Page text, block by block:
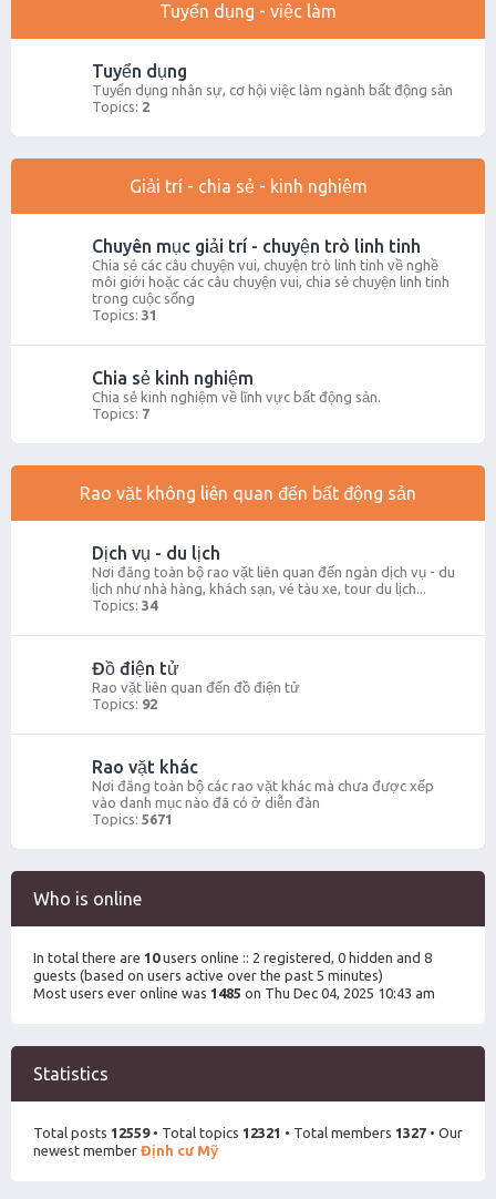
Tuyển dụng - việc làm
Tuyển dụng
Tuyển dụng nhân sự, cơ hội việc làm ngành bất động sản
Topics: 2
Giải trí - chia sẻ - kinh nghiệm
Chuyên mục giải trí - chuyện trò linh tinh
Chia sẻ các câu chuyện vui, chuyện trò linh tinh về nghề
môi giới hoặc các câu chuyện vui, chia sẻ chuyện linh tinh
trong cuộc sống
Topics: 31
Chia sẻ kinh nghiệm
Chia sẻ kinh nghiệm về lĩnh vực bất động sản.
Topics: 7
Rao vặt không liên quan đến bất động sản
Dịch vụ - du lịch
Nơi đăng toàn bộ rao vặt liên quan đến ngàn dịch vụ - du
lịch như nhà hàng, khách sạn, vé tàu xe, tour du lịch...
Topics: 34
Đồ điện tử
Rao vặt liên quan đến đồ điện tử
Topics: 92
Rao vặt khác
Nơi đăng toàn bộ các rao vặt khác mà chưa được xếp
vào danh mục nào đã có ở diễn đàn
Topics: 5671
Who is online
In total there are 10users online :: 2 registered, 0 hidden and 8
guests (based on users active over the past 5 minutes)
Most users ever online was 1485 on Thu Dec 04, 2025 10:43 am
Statistics
Total posts 12559• Total topics 12321 • Total members 1327 • Our
newest member Định cư Mỹ